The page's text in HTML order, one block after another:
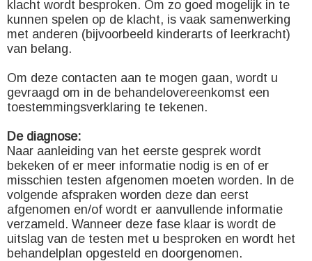
klacht wordt besproken. Om zo goed mogelijk in te
kunnen spelen op de klacht, is vaak samenwerking
met anderen (bijvoorbeeld kinderarts of leerkracht)
van belang.
Om deze contacten aan te mogen gaan, wordt u
gevraagd om in de behandelovereenkomst een
toestemmingsverklaring te tekenen.
De diagnose:
Naar aanleiding van het eerste gesprek wordt
bekeken of er meer informatie nodig is en of er
misschien testen afgenomen moeten worden. In de
volgende afspraken worden deze dan eerst
afgenomen en/of wordt er aanvullende informatie
verzameld. Wanneer deze fase klaar is wordt de
uitslag van de testen met u besproken en wordt het
behandelplan opgesteld en doorgenomen.